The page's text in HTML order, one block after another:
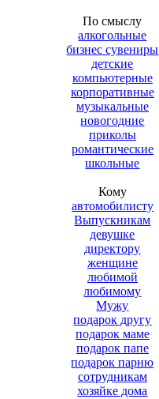
По смыслу
алкогольные
бизнес сувениры
детские
компьютерные
корпоративные
музыкальные
новогодние
приколы
романтические
школьные
Кому
автомобилисту
Выпускникам
девушке
директору
женщине
любимой
любимому
Мужу
подарок другу
подарок маме
подарок папе
подарок парню
сотрудникам
хозяйке дома